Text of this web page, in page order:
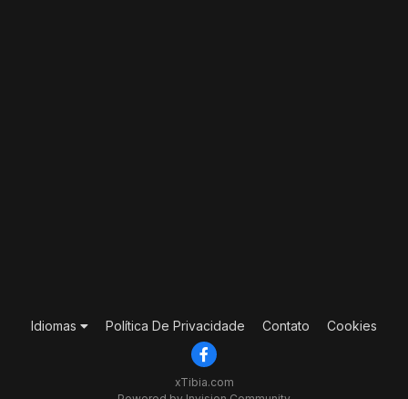
Idiomas Política De Privacidade Contato Cookies
xTibia.com